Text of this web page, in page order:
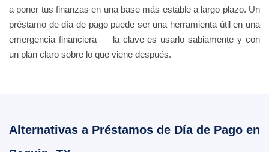
a poner tus finanzas en una base más estable a largo plazo. Un
préstamo de día de pago puede ser una herramienta útil en una
emergencia financiera — la clave es usarlo sabiamente y con
un plan claro sobre lo que viene después.
Alternativas a Préstamos de Día de Pago en